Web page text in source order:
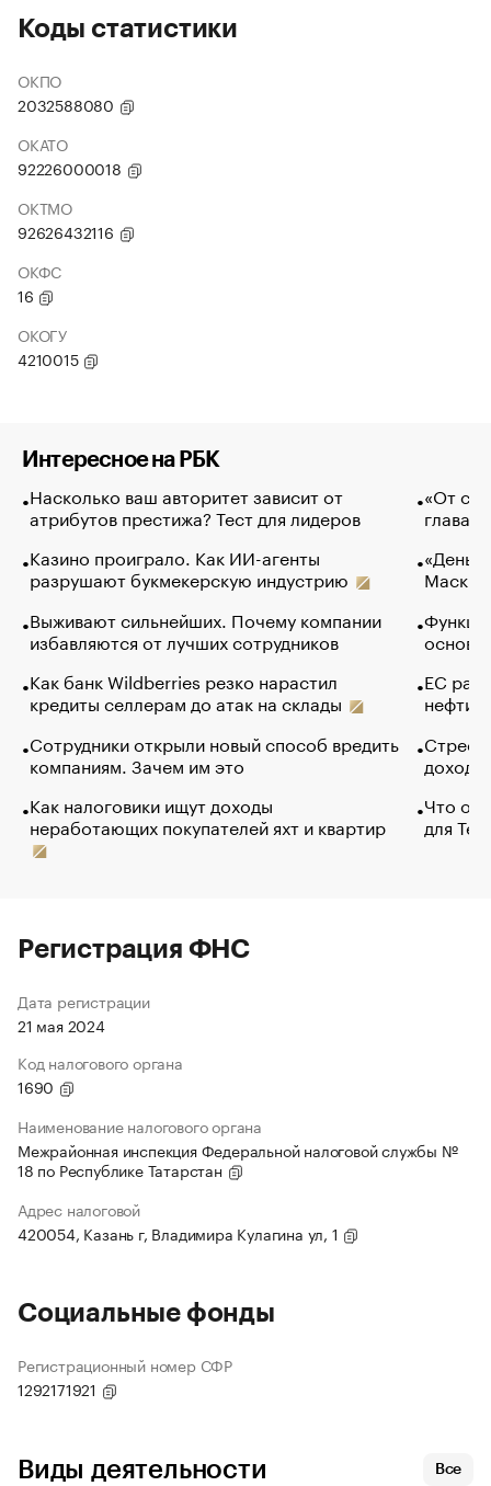
Коды статистики
ОКПО
2032588080
ОКАТО
92226000018
ОКТМО
92626432116
ОКФС
16
ОКОГУ
4210015
Интересное на РБК
Насколько ваш авторитет зависит от
атрибутов престижа? Тест для лидеров
Казино проиграло. Как ИИ-агенты
разрушают букмекерскую индустрию
Выживают сильнейших. Почему компании
избавляются от лучших сотрудников
Как банк Wildberries резко нарастил
кредиты селлерам до атак на склады
Сотрудники открыли новый способ вредить
компаниям. Зачем им это
Как налоговики ищут доходы
неработающих покупателей яхт и квартир
«От
глава
Маск в
основ
ЕС
нефти
Что
для
Регистрация ФНС
Дата регистрации
21 мая 2024
Код налогового органа
1690
Наименование налогового органа
Межрайонная инспекция Федеральной налоговой службы №
18 по Республике Татарстан
Адрес налоговой
420054, Казань г, Владимира Кулагина ул, 1
Социальные фонды
Регистрационный номер СФР
1292171921
Виды деятельности Все